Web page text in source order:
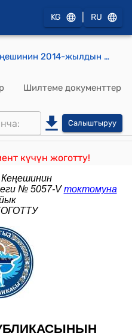
KG RU
КР Жогорку Кеңешинин 2014-жылдын 3-апрелиндеги № 3935-V "Кыргыз Республикасынын Өкмөтүнүн курамы жөнүндө" токтому
Шилтеме документтер
Салыштыруу
күчүн жоготту!